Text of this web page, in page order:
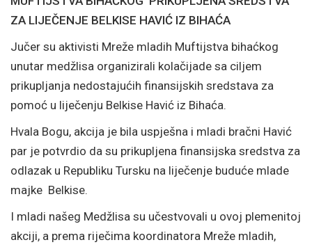
ZA LIJEČENJE BELKISE HAVIĆ IZ BIHAĆA
Jučer su aktivisti Mreže mladih Muftijstva bihaćkog
unutar medžlisa organizirali kolačijade sa ciljem
prikupljanja nedostajućih finansijskih sredstava za
pomoć u liječenju Belkise Havić iz Bihaća.
Hvala Bogu, akcija je bila uspješna i mladi bračni Havić
par je potvrdio da su prikupljena finansijska sredstva za
odlazak u Republiku Tursku na liječenje buduće mlade
majke Belkise.
I mladi našeg Medžlisa su učestvovali u ovoj plemenitoj
akciji, a prema riječima koordinatora Mreže mladih,